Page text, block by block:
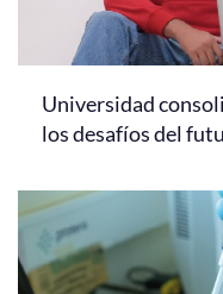
Universidad
los desafíos del